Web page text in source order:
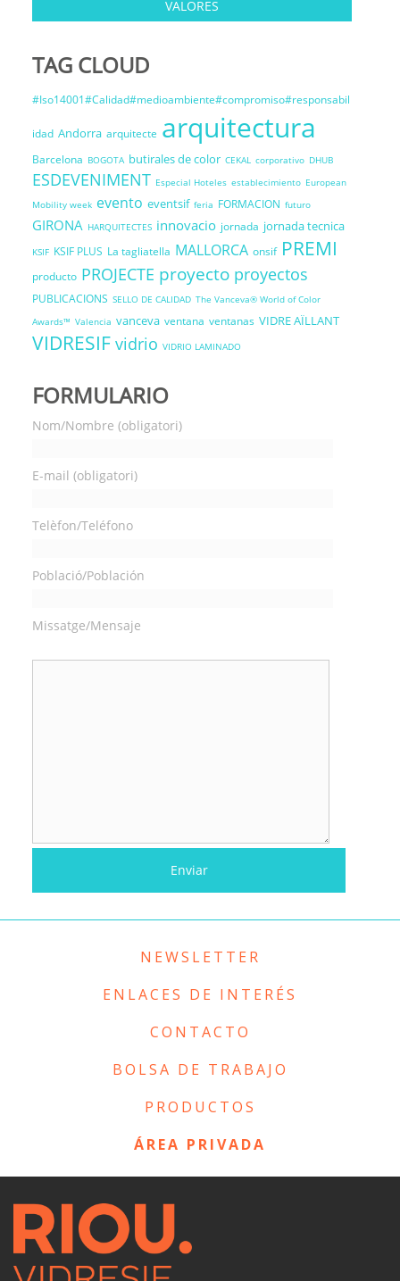
VALORES
TAG CLOUD
#Iso14001#Calidad#medioambiente#compromiso#responsabil
idad Andorra arquitecte arquitectura
Barcelona BOGOTA butirales de color CEKAL corporativo DHUB
ESDEVENIMENT Especial Hoteles establecimiento European
Mobility week evento eventsif feria FORMACION futuro
GIRONA HARQUITECTES innovacio jornada jornada tecnica
KSIF KSIF PLUS La tagliatella MALLORCA onsif PREMI
producto PROJECTE proyecto proyectos
PUBLICACIONS SELLO DE CALIDAD The Vanceva® World of Color
Awards™ Valencia vanceva ventana ventanas VIDRE AÏLLANT
VIDRESIF vidrio VIDRIO LAMINADO
FORMULARIO
Nom/Nombre (obligatori)
E-mail (obligatori)
Telèfon/Teléfono
Població/Población
Missatge/Mensaje
NEWSLETTER
ENLACES DE INTERÉS
CONTACTO
BOLSA DE TRABAJO
PRODUCTOS
ÁREA PRIVADA